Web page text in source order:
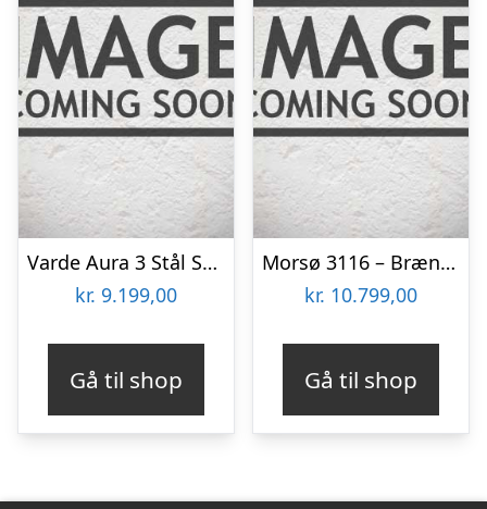
Varde Aura 3 Stål Sort Brændeovn
kr. 9.199,00
Gå til shop
Morsø 3116 – Brændeovn
kr. 10.799,00
Gå til shop